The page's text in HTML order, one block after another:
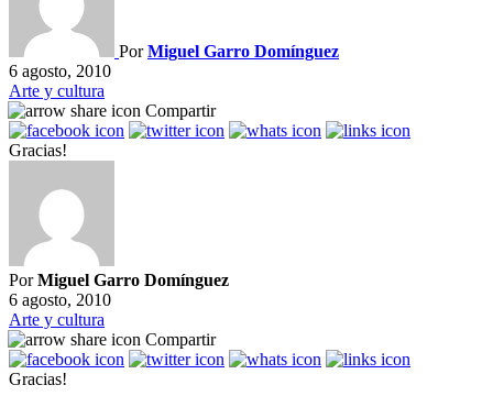
PorMiguel Garro Domínguez
6 agosto, 2010
Arte y cultura
Compartir
Gracias!
PorMiguel Garro Domínguez
6 agosto, 2010
Arte y cultura
Compartir
Gracias!